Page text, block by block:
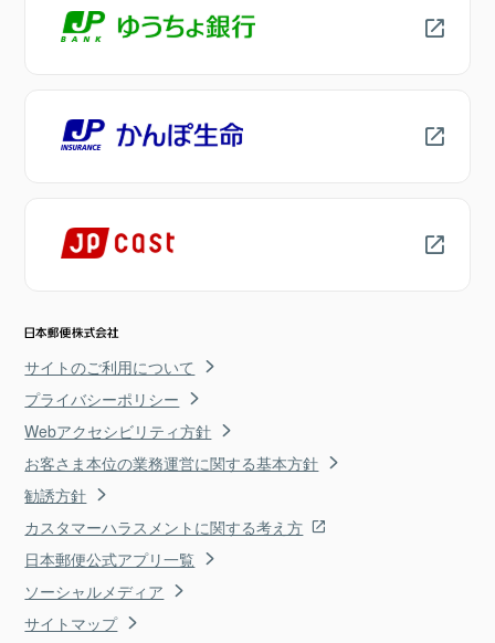
サイトのご利用について
プライバシーポリシー
Webアクセシビリティ方針
お客さま本位の業務運営に関する基本方針
勧誘方針
カスタマーハラスメントに関する考え方
日本郵便公式アプリ一覧
ソーシャルメディア
サイトマップ